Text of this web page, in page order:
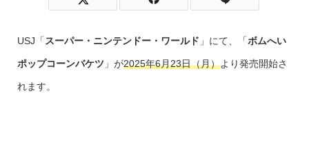
USJ「 スーパー・ニンテンドー・ワールド 」にて、「ボムへい
ポップコーンバケツ 」が2025年6月23日（月）より発売開始さ
れます。